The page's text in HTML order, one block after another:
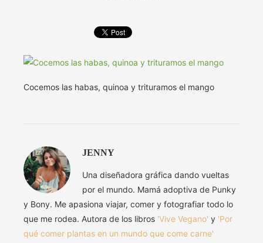
Cocemos las habas, quinoa y trituramos el mango
JENNY
Una diseñadora gráfica dando vueltas
por el mundo. Mamá adoptiva de Punky
y Bony. Me apasiona viajar, comer y fotografiar todo lo
que me rodea. Autora de los libros 'Vive Vegano' y 'Por
qué comer plantas en un mundo que come carne'